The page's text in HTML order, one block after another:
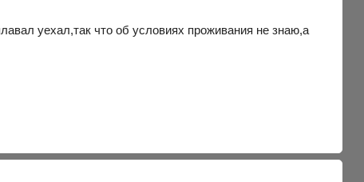
уехал,так что об условиях проживания не знаю,а